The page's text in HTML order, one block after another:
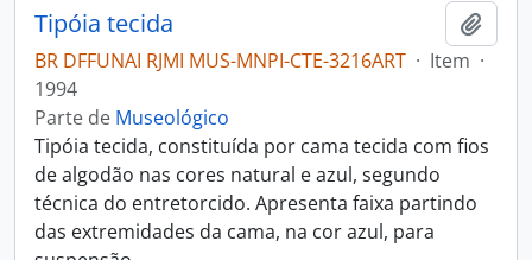
Tipóia tecida
BR DFFUNAI RJMI MUS-MNPI-CTE-3216ART · Item ·
1994
Parte de Museológico
Tipóia tecida, constituída por cama tecida com fios
de algodão nas cores natural e azul, segundo
técnica do entretorcido. Apresenta faixa partindo
das extremidades da cama, na cor azul, para